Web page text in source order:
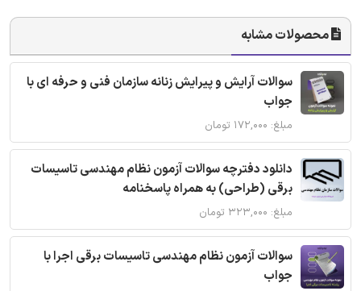
محصولات مشابه
سوالات آرایش و پیرایش زنانه سازمان فنی و حرفه ای با
جواب
مبلغ: ۱۷۲,۰۰۰ تومان
دانلود دفترچه سوالات آزمون نظام مهندسی تاسیسات
برقی (طراحی) به همراه پاسخنامه
مبلغ: ۳۲۳,۰۰۰ تومان
سوالات آزمون نظام مهندسی تاسیسات برقی اجرا با
جواب